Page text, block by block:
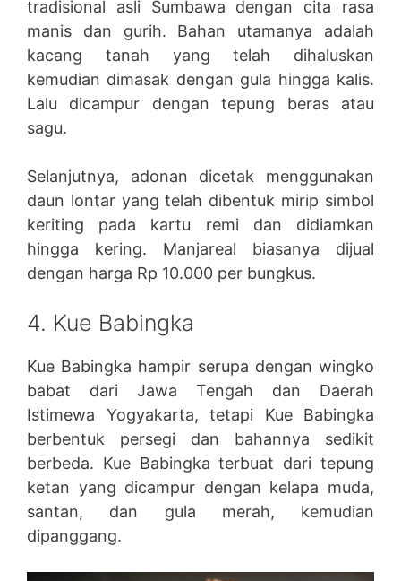
tradisional asli Sumbawa dengan cita rasa
manis dan gurih. Bahan utamanya adalah
kacang tanah yang telah dihaluskan
kemudian dimasak dengan gula hingga kalis.
Lalu dicampur dengan tepung beras atau
sagu.
Selanjutnya, adonan dicetak menggunakan
daun lontar yang telah dibentuk mirip simbol
keriting pada kartu remi dan didiamkan
hingga kering. Manjareal biasanya dijual
dengan harga Rp 10.000 per bungkus.
4. Kue Babingka
Kue Babingka hampir serupa dengan wingko
babat dari Jawa Tengah dan Daerah
Istimewa Yogyakarta, tetapi Kue Babingka
berbentuk persegi dan bahannya sedikit
berbeda. Kue Babingka terbuat dari tepung
ketan yang dicampur dengan kelapa muda,
santan, dan gula merah, kemudian
dipanggang.